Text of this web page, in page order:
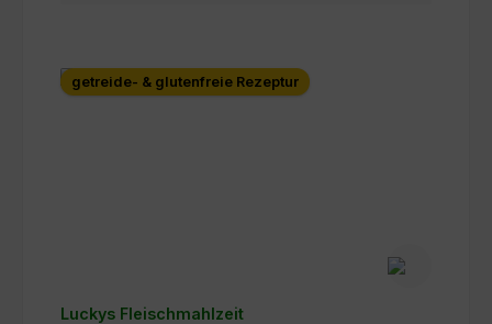
getreide- & glutenfreie Rezeptur
Luckys Fleischmahlzeit